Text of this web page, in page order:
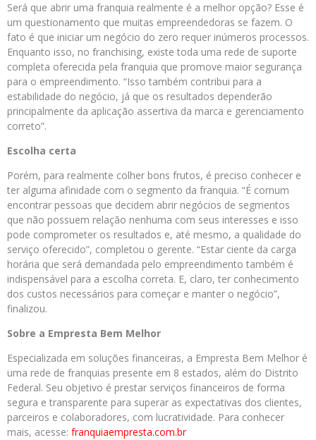
Será que abrir uma franquia realmente é a melhor opção? Esse é
um questionamento que muitas empreendedoras se fazem. O
fato é que iniciar um negócio do zero requer inúmeros processos.
Enquanto isso, no franchising, existe toda uma rede de suporte
completa oferecida pela franquia que promove maior segurança
para o empreendimento. “Isso também contribui para a
estabilidade do negócio, já que os resultados dependerão
principalmente da aplicação assertiva da marca e gerenciamento
correto”.
Escolha certa
Porém, para realmente colher bons frutos, é preciso conhecer e
ter alguma afinidade com o segmento da franquia. “É comum
encontrar pessoas que decidem abrir negócios de segmentos
que não possuem relação nenhuma com seus interesses e isso
pode comprometer os resultados e, até mesmo, a qualidade do
serviço oferecido”, completou o gerente. “Estar ciente da carga
horária que será demandada pelo empreendimento também é
indispensável para a escolha correta. E, claro, ter conhecimento
dos custos necessários para começar e manter o negócio”,
finalizou.
Sobre a Empresta Bem Melhor
Especializada em soluções financeiras, a Empresta Bem Melhor é
uma rede de franquias presente em 8 estados, além do Distrito
Federal. Seu objetivo é prestar serviços financeiros de forma
segura e transparente para superar as expectativas dos clientes,
parceiros e colaboradores, com lucratividade. Para conhecer
mais, acesse: franquiaempresta.com.br